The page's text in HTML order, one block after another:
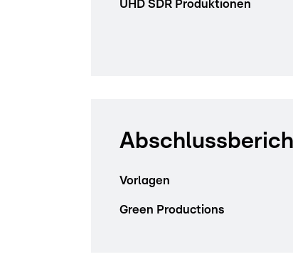
UHD SDR Produktionen
Vorlagen
Green Productions